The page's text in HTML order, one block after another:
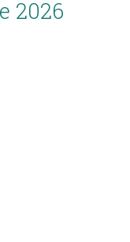
2026